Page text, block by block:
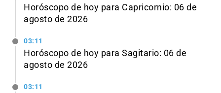
Horóscopo de hoy para Capricornio: 06 de
agosto de 2026
03:11
Horóscopo de hoy para Sagitario: 06 de
agosto de 2026
03:11